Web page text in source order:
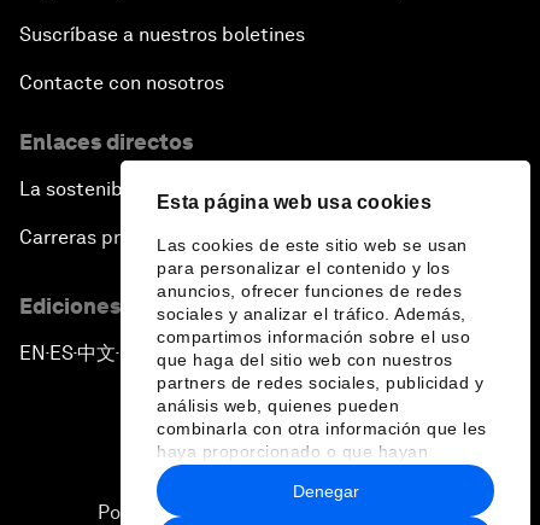
Esta página web usa cookies
Las cookies de este sitio web se usan
para personalizar el contenido y los
anuncios, ofrecer funciones de redes
sociales y analizar el tráfico. Además,
compartimos información sobre el uso
que haga del sitio web con nuestros
partners de redes sociales, publicidad y
análisis web, quienes pueden
combinarla con otra información que les
haya proporcionado o que hayan
recopilado a partir del uso que haya
hecho de sus servicios.
Denegar
Suscríbase a nuestros boletines
Contacte con nosotros
Enlaces directos
La sostenibilidad en el Foro
Carreras profesionales
Ediciones en otros idiomas
EN ▪ES▪中文▪ 日本語
Política de privacidad y normas de uso